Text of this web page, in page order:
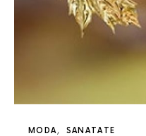
MODA SANATATE